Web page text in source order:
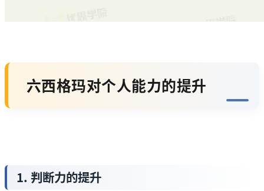
六西格玛对个人能力的提升
1. 判断力的提升